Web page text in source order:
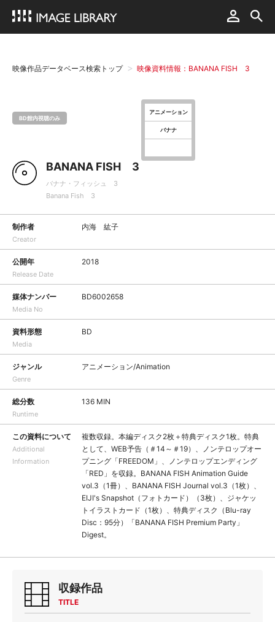
映像作品データベース検索トップ 映像資料情報：BANANA FISH 3
BD館内視聴のみ
アニメーション
バナナ
BANANA FISH 3
バナナ・フィッシュ 3
Banana Fish 3
制作者
Creator
内海 紘子
公開年
Release Date
2018
媒体ナンバー
Media No
BD6002658
資料形態
Media
BD
ジャンル
Genre
アニメーション/Animation
総分数
Runtime
136 MIN
この資料について
Additional
Information
複数収録。本編ディスク2枚＋特典ディスク1枚。特典
として、WEB予告（＃14～＃19）、ノンテロップオー
プニング「FREEDOM」、ノンテロップエンディング
「RED」を収録。BANANA FISH Animation Guide
vol.3（1冊）、BANANA FISH Journal vol.3（1枚）、
EIJI's Snapshot（フォトカード）（3枚）、ジャケッ
トイラストカード（1枚）、特典ディスク（Blu-ray
Disc：95分）「BANANA FISH Premium Party」
Digest。
収録作品
TITLE